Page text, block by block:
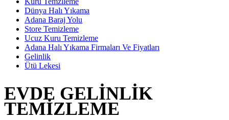
Dünya Halı Yıkama
Adana Baraj Yolu
Store Temizleme
Ucuz Kuru Temizleme
Adana Halı Yıkama Firmaları Ve Fiyatları
Gelinlik
Ütü Lekesi
EVDE GELINLIK
TEMIZLEME